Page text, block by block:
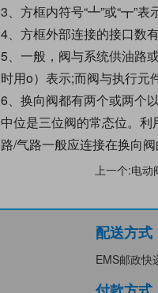
3、方框内符号“┻”或“┳”表
4、方框外部连接的接口数
5、一般，阀与系统供油路
时用o）表示;而阀与执行元
6、换向阀都有两个或两个
中位是三位阀的常态位。
路/气路一般应连接在换向阀
上一个:电
配送方式
EMS邮政快